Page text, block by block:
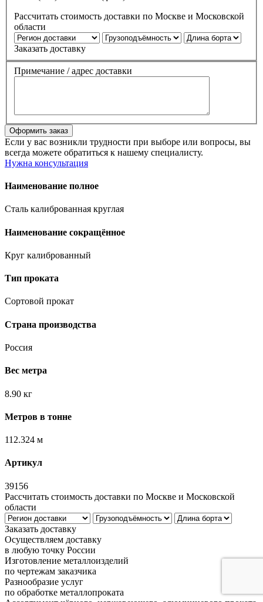
Рассчитать стоимость доставки по Москве и Московской
области
Заказать доставку
Примечание / адрес доставки
Если у вас возникли трудности при выборе или вопросы, вы
всегда можете обратиться к нашему специалисту.
Нужна консультация
Наименование полное
Сталь калиброванная круглая
Наименование сокращённое
Круг калиброванный
Тип проката
Сортовой прокат
Страна производства
Россия
Вес метра
8.90 кг
Метров в тонне
112.324 м
Артикул
39156
Рассчитать стоимость доставки по Москве и Московской
области
Заказать доставку
Осуществляем доставку
в любую точку России
Изготовление металлоизделий
по чертежам заказчика
Разнообразие услуг
по обработке металлопроката